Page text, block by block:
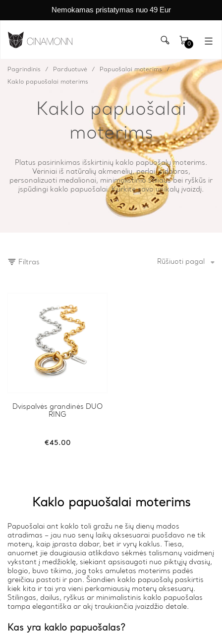
Nemokamas pristatymas nuo 49 Eur
0
Kaklo papuošalai
moterims
Platus pasirinkimas išskirtinių kaklo papuošalų moterims.
Vėriniai iš natūralių akmenėlių, perlai, sidabras,
personalizuoti medalionai, minimalistinio stiliaus bei ryškūs ir
įspūdingi kaklo papuošalai. Kurkite savo unikalų įvaizdį.
Pagrindinis Parduotuvė Papuošalai moterims
Kaklo papuošalai moterims
Filtras Rūšiuoti pagal
Dvispalvės grandinės DUO
RING
€45.00
Kaklo papuošalai moterims
Papuošalai ant kaklo toli gražu ne šių dienų mados
atradimas – jau nuo senų laikų aksesuarai puošdavo ne tik
moterų, kaip įprasta dabar, bet ir vyrų kaklus. Tiesa,
anuomet jie daugiausia atlikdavo sėkmės talismanų vaidmenį
vykstant į medžioklę, siekiant apsisaugoti nuo piktųjų dvasių,
blogio, buvo tikima, jog toks amuletas moterims padės
greičiau pastoti ir pan. Šiandien kaklo papuošalų paskirtis
kiek kita ir tai yra vieni perkamiausių moterų aksesuarų.
Stilingas, dailus, ryškus ar minimalistinis kaklo papuošalas
tampa elegantiška ar akį traukiančia įvaizdžio detale.
Kas yra kaklo papuošalas?